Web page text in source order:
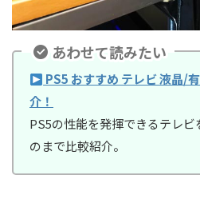
あわせて読みたい
PS5 おすすめ テレビ 液晶/
介！
PS5の性能を発揮できるテレ
のまで比較紹介。